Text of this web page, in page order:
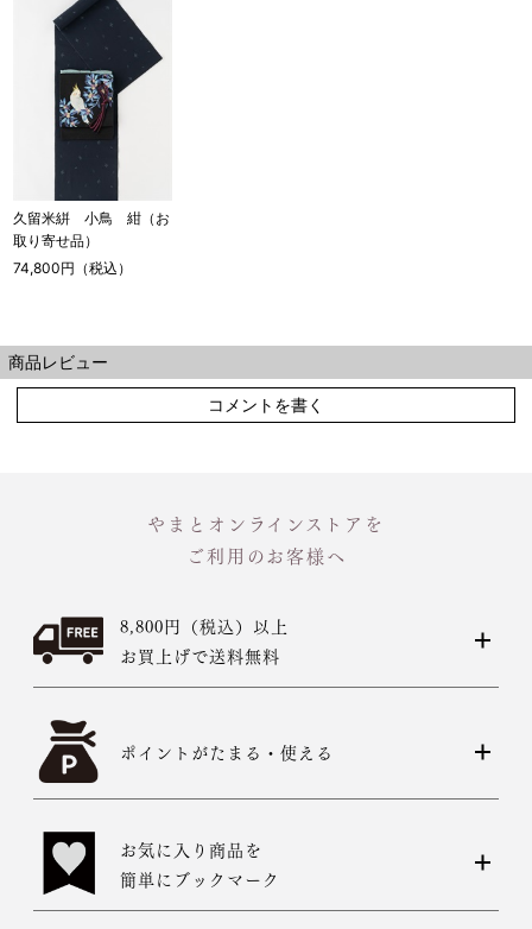
久留米絣 小鳥 紺（お
取り寄せ品）
74,800円（税込）
商品レビュー
コメントを書く
やまとオンラインストアを
ご利用のお客様へ
8,800円（税込）以上
お買上げで送料無料
ポイントがたまる・使える
お気に入り商品を
簡単にブックマーク